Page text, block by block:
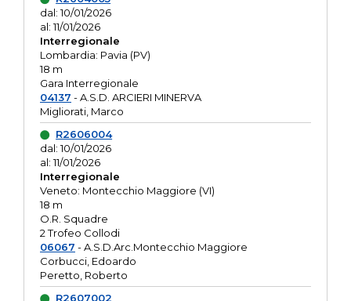
dal: 10/01/2026
al: 11/01/2026
Interregionale
Lombardia: Pavia (PV)
18 m
Gara Interregionale
04137 - A.S.D. ARCIERI MINERVA
Migliorati, Marco
R2606004
dal: 10/01/2026
al: 11/01/2026
Interregionale
Veneto: Montecchio Maggiore (VI)
18 m
O.R. Squadre
2 Trofeo Collodi
06067 - A.S.D.Arc.Montecchio Maggiore
Corbucci, Edoardo
Peretto, Roberto
R2607002